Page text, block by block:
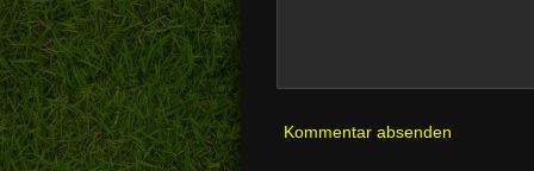
Kommentar absenden